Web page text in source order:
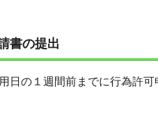
書の提出
日の１週間前までに行為許